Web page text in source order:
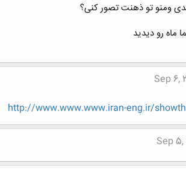
ومنو تو ذهنت تصور کنی؟
ماه رو دیدید
Sep 6,
http://www.www.www.iran-eng.ir/
Sep 5,